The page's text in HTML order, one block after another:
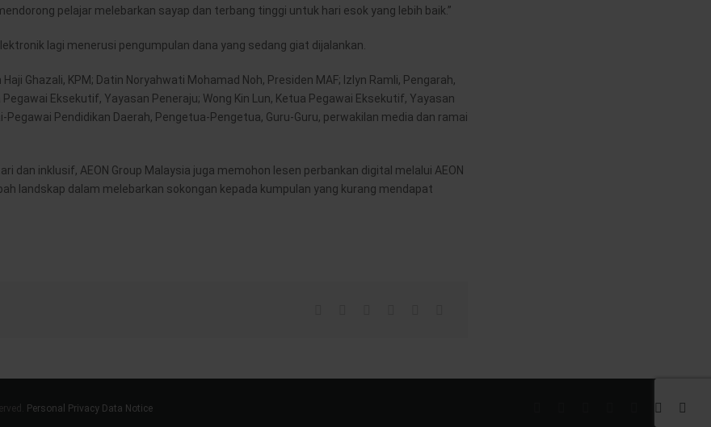
pelajar melebarkan sayap dan terbang tinggi untuk hari esok yang lebih baik.”
lagi menerusi pengumpulan dana yang sedang giat dijalankan.
Ghazali, KPM; Datin Noryahwati Mohamad Noh, Presiden MAF; Izlyn Ramli, Pengarah,
Eksekutif, Yayasan Peneraju; Wong Kin Lun, Ketua Pegawai Eksekutif, Yayasan
Pendidikan Daerah, Pengetua-Pengetua, Guru-Guru, perwakilan media dan ramai
inklusif, AEON Group Malaysia juga memohon lesen perbankan digital melalui AEON
landskap dalam melebarkan sokongan kepada kumpulan yang kurang mendapat
Personal Privacy Data Notice